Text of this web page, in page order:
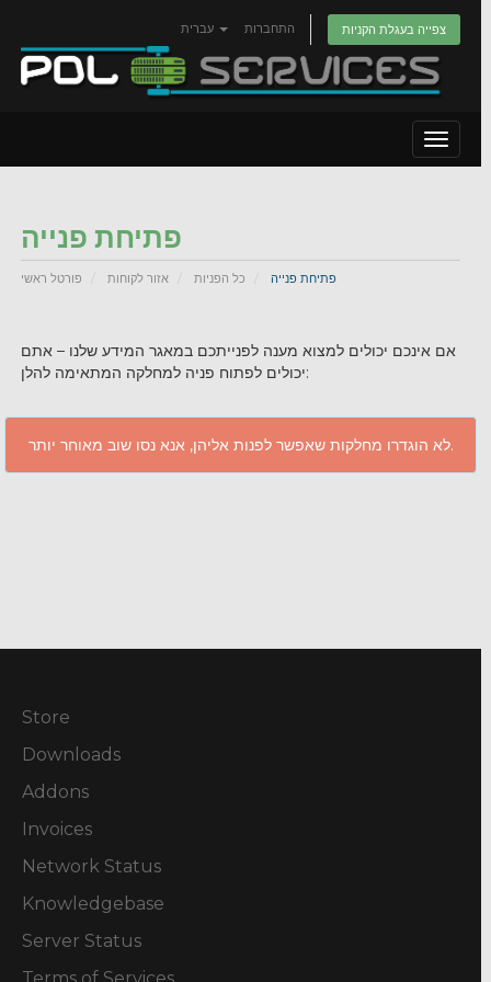
התחברות צפייה בעגלת הקניות
Toggle
פתיחת פנייה
פורטל ראשי אזור לקוחות כל הפניות פתיחת פנייה
אם אינכם יכולים למצוא מענה לפנייתכם במאגר המידע שלנו – אתם
יכולים לפתוח פניה למחלקה המתאימה להלן:
לא הוגדרו מחלקות שאפשר לפנות אליהן, אנא נסו שוב מאוחר יותר.
Store
Downloads
Addons
Invoices
Network Status
Knowledgebase
Server Status